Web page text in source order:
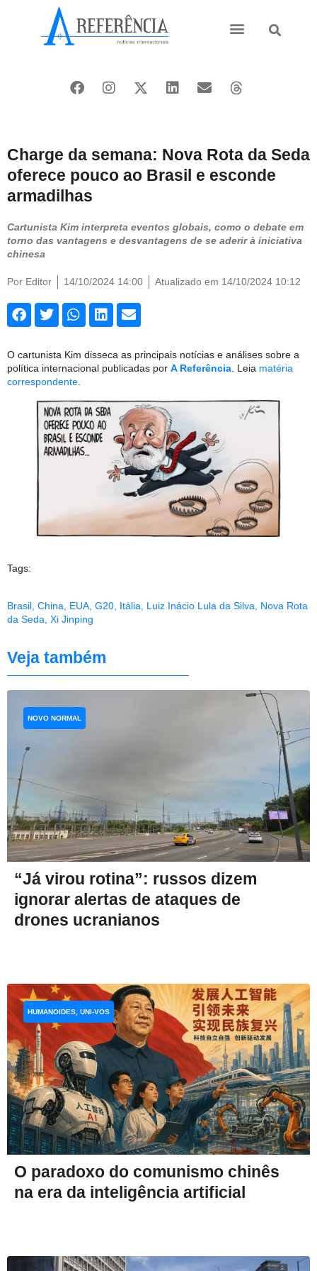
Charge da semana: Nova Rota da Seda
oferece pouco ao Brasil e esconde
armadilhas
Cartunista Kim interpreta eventos globais, como o debate em
torno das vantagens e desvantagens de se aderir à iniciativa
chinesa
Por Editor 14/10/2024 14:00 Atualizado em 14/10/2024 10:12
O cartunista Kim disseca as principais notícias e análises sobre a
política internacional publicadas por A Referência . Leia matéria
correspondente
Tags:
Brasil, China, EUA, G20, Itália, Luiz Inácio Lula da Silva, Nova Rota
da Seda, Xi Jinping
Veja também
“Já virou rotina”: russos dizem
ignorar alertas de ataques de
drones ucranianos
NOVO NORMAL
O paradoxo do comunismo chinês
na era da inteligência artificial
HUMANOIDES, UNI-VOS